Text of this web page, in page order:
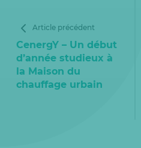
Article précédent
CenergY – Un début
d’année studieux à
la Maison du
chauffage urbain